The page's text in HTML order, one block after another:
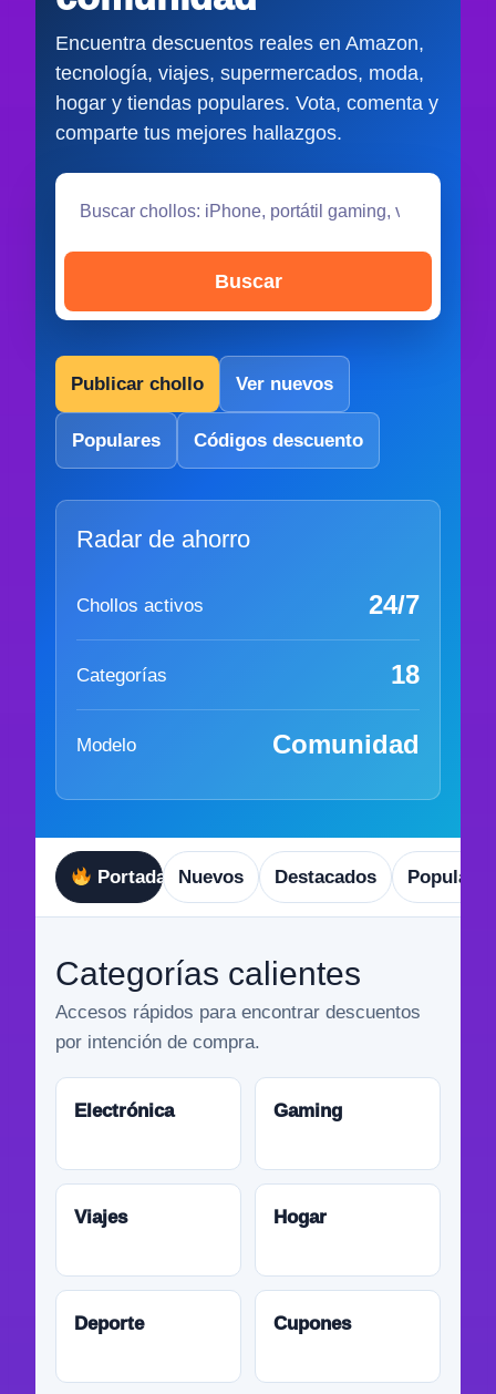
Encuentra descuentos reales en Amazon,
tecnología, viajes, supermercados, moda,
hogar y tiendas populares. Vota, comenta y
comparte tus mejores hallazgos.
Buscar
Publicar chollo Ver nuevos
Populares Códigos descuento
Radar de ahorro
Chollos activos 24/7
Categorías 18
Modelo Comunidad
Portada Nuevos Destacados Populares
Categorías calientes
Accesos rápidos para encontrar descuentos
por intención de compra.
Electrónica Gaming
Viajes Hogar
Deporte Cupones